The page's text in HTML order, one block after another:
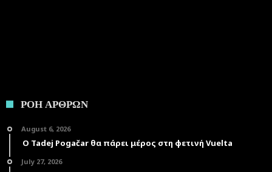
ΡΟΗ ΑΡΘΡΩΝ
August 6, 2026
Ο Tadej Pogačar θα πάρει μέρος στη φετινή Vuelta
July 27, 2026